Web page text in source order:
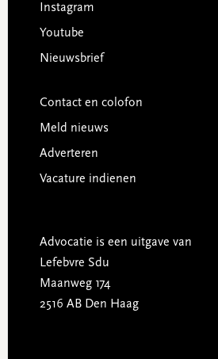
Instagram
Youtube
Nieuwsbrief
Contact en colofon
Meld nieuws
Adverteren
Vacature indienen
Advocatie is een uitgave van
Lefebvre Sdu
Maanweg 174
2516 AB Den Haag